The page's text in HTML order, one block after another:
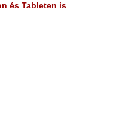
és Tableten is